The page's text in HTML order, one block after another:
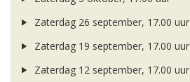
Zaterdag 26 september, 17.00 uur
Zaterdag 19 september, 17.00 uur
Zaterdag 12 september, 17.00 uur